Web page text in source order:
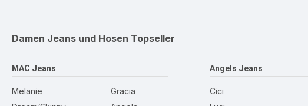
Damen Jeans und Hosen Topseller
MAC Jeans
Melanie
Gracia
Angels Jeans
Cici